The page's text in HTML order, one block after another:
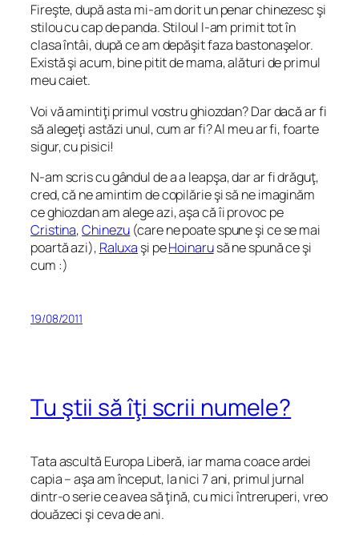
Fireşte, după asta mi-am dorit un penar chinezesc şi
stilou cu cap de panda. Stiloul l-am primit tot în
clasa întâi, după ce am depăşit faza bastonaşelor.
Există şi acum, bine pitit de mama, alături de primul
meu caiet.
Voi vă amintiţi primul vostru ghiozdan? Dar dacă ar fi
să alegeţi astăzi unul, cum ar fi? Al meu ar fi, foarte
sigur, cu pisici!
N-am scris cu gândul de a a leapşa, dar ar fi drăguţ,
cred, că ne amintim de copilărie şi să ne imaginăm
ce ghiozdan am alege azi, aşa că îi provoc pe
Cristina,Chinezu (care ne poate spune şi ce se mai
poartă azi), Raluxa şi peHoinarusă ne spună ce şi
cum :)
19/08/2011
Tu ştii să îţi scrii numele?
Tata ascultă Europa Liberă, iar mama coace ardei
capia –aşa am început, la nici 7 ani, primul jurnal
dintr-o serie ce avea să ţină, cu mici întreruperi, vreo
douăzeci şi ceva de ani.